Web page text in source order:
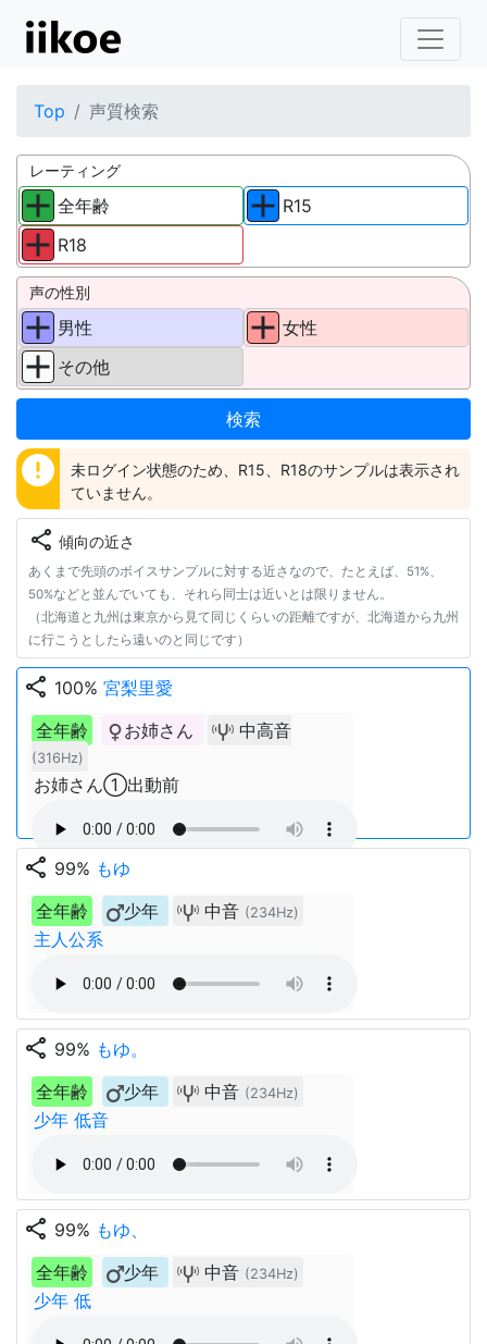
Top 声質検索
レーティング
全年齢
R18
R15
声の性別
男性
その他
女性
error
未ログイン状態のため、R15、R18のサンプルは表示され
ていません。
share 傾向の近さ
あくまで先頭のボイスサンプルに対する近さなので、たとえば、51%、
50%などと並んでいても、それら同士は近いとは限りません。
（北海道と九州は東京から見て同じくらいの距離ですが、北海道から九州
に行こうとしたら遠いのと同じです）
share 100% 宮梨里愛
全年齢
お姉さん 中高音
(316Hz)
お姉さん①出動前
share 99% もゆ
全年齢
少年 中音 (234Hz)
主人公系
share 99% もゆ。
全年齢
少年 中音 (234Hz)
少年 低音
share 99% もゆ、
全年齢
少年 中音 (234Hz)
少年 低